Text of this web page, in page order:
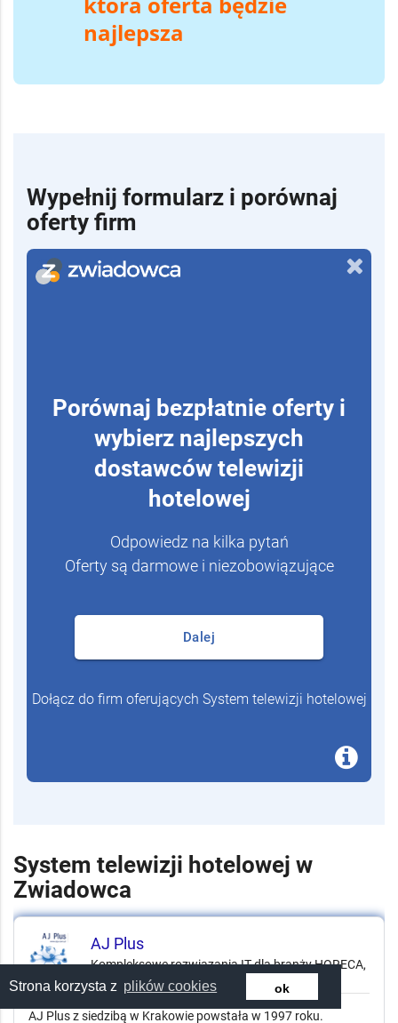
Strona korzysta z plików cookies ok
najlepsza
Wypełnij formularz i porównaj
oferty firm
Porównaj bezpłatnie oferty i
wybierz najlepszych
dostawców telewizji
hotelowej
Odpowiedz na kilka pytań
Oferty są darmowe i niezobowiązujące
Dalej
Dołącz do firm oferujących System telewizji hotelowej
System telewizji hotelowej w
Zwiadowca
AJ Plus
Kompleksowe rozwiązania IT dla branży HORECA,
ERP, kasy fiskalne, sprzęt IT.....
AJ Plus z siedzibą w Krakowie powstała w 1997 roku.